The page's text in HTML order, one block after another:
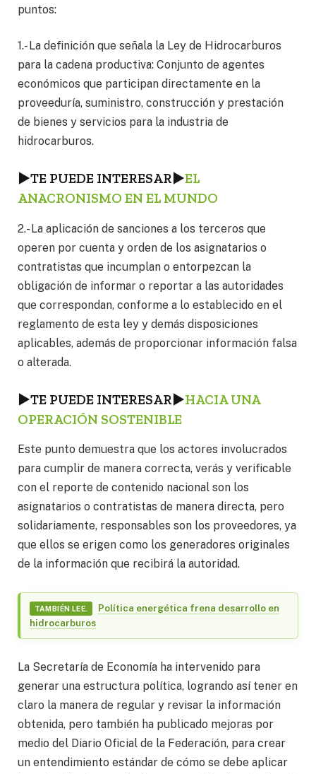
puntos:
1.- La definición que señala la Ley de Hidrocarburos
para la cadena productiva: Conjunto de agentes
económicos que participan directamente en la
proveeduría, suministro, construcción y prestación
de bienes y servicios para la industria de
hidrocarburos.
►TE PUEDE INTERESAR►EL
ANACRONISMO EN EL MUNDO
2.- La aplicación de sanciones a los terceros que
operen por cuenta y orden de los asignatarios o
contratistas que incumplan o entorpezcan la
obligación de informar o reportar a las autoridades
que correspondan, conforme a lo establecido en el
reglamento de esta ley y demás disposiciones
aplicables, además de proporcionar información falsa
o alterada.
►TE PUEDE INTERESAR►HACIA UNA
OPERACIÓN SOSTENIBLE
Este punto demuestra que los actores involucrados
para cumplir de manera correcta, verás y verificable
con el reporte de contenido nacional son los
asignatarios o contratistas de manera directa, pero
solidariamente, responsables son los proveedores, ya
que ellos se erigen como los generadores originales
de la información que recibirá la autoridad.
TAMBIÉN LEE.
Política energética frena desarrollo en
hidrocarburos
La Secretaría de Economía ha intervenido para
generar una estructura política, logrando así tener en
claro la manera de regular y revisar la información
obtenida, pero también ha publicado mejoras por
medio del Diario Oficial de la Federación, para crear
un entendimiento estándar de cómo se debe aplicar